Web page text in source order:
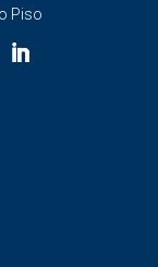
Piso